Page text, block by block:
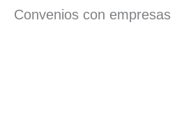
Convenios con empresas